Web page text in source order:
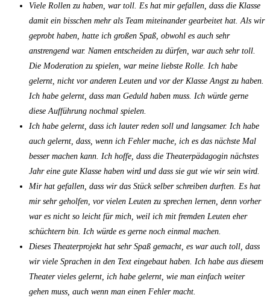
Viele Rollen zu haben, war toll. Es hat mir gefallen, dass die Klasse
damit ein bisschen mehr als Team miteinander gearbeitet hat. Als wir
geprobt haben, hatte ich großen Spaß, obwohl es auch sehr
anstrengend war. Namen entscheiden zu dürfen, war auch sehr toll.
Die Moderation zu spielen, war meine liebste Rolle. Ich habe
gelernt, nicht vor anderen Leuten und vor der Klasse Angst zu haben.
Ich habe gelernt, dass man Geduld haben muss. Ich würde gerne
diese Aufführung nochmal spielen.
Ich habe gelernt, dass ich lauter reden soll und langsamer. Ich habe
auch gelernt, dass, wenn ich Fehler mache, ich es das nächste Mal
besser machen kann. Ich hoffe, dass die Theaterpädagogin nächstes
Jahr eine gute Klasse haben wird und dass sie gut wie wir sein wird.
Mir hat gefallen, dass wir das Stück selber schreiben durften. Es hat
mir sehr geholfen, vor vielen Leuten zu sprechen lernen, denn vorher
war es nicht so leicht für mich, weil ich mit fremden Leuten eher
schüchtern bin. Ich würde es gerne noch einmal machen.
Dieses Theaterprojekt hat sehr Spaß gemacht, es war auch toll, dass
wir viele Sprachen in den Text eingebaut haben. Ich habe aus diesem
Theater vieles gelernt, ich habe gelernt, wie man einfach weiter
gehen muss, auch wenn man einen Fehler macht.